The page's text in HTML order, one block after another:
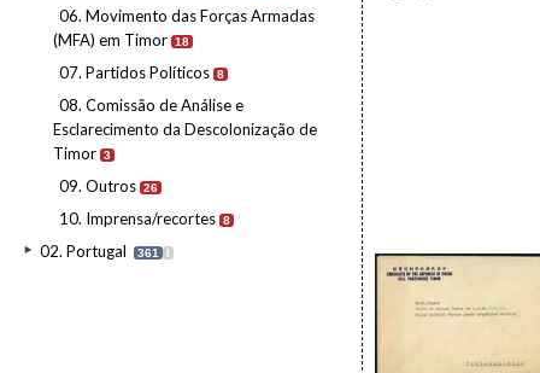
06. Movimento das Forças Armadas
(MFA) em Timor 18
07. Partidos Políticos 8
08. Comissão de Análise e
Esclarecimento da Descolonização de
Timor 3
09. Outros 26
10. Imprensa/recortes 8
02. Portugal 361 I